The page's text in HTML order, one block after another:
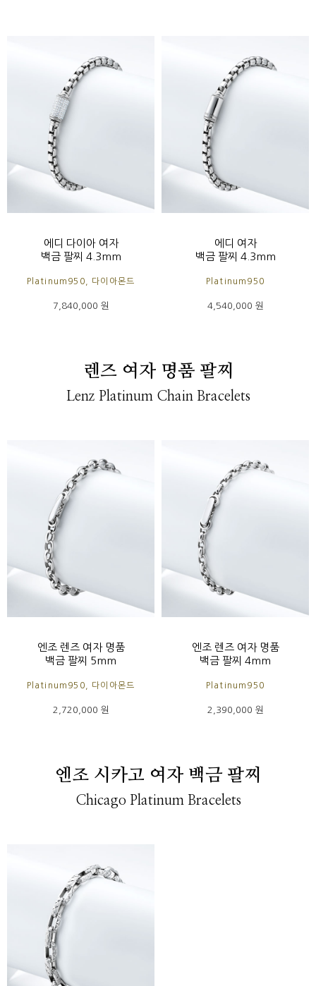
에디 다이아 여자
백금 팔찌 4.3mm
Platinum950, 다이아몬드
7,840,000 원
에디 여자
백금 팔찌 4.3mm
Platinum950
4,540,000 원
렌즈 여자 명품 팔찌
Lenz Platinum Chain Bracelets
엔조 렌즈 여자 명품
백금 팔찌 5mm
Platinum950, 다이아몬드
2,720,000 원
엔조 렌즈 여자 명품
백금 팔찌 4mm
Platinum950
2,390,000 원
엔조 시카고 여자 백금 팔찌
Chicago Platinum Bracelets